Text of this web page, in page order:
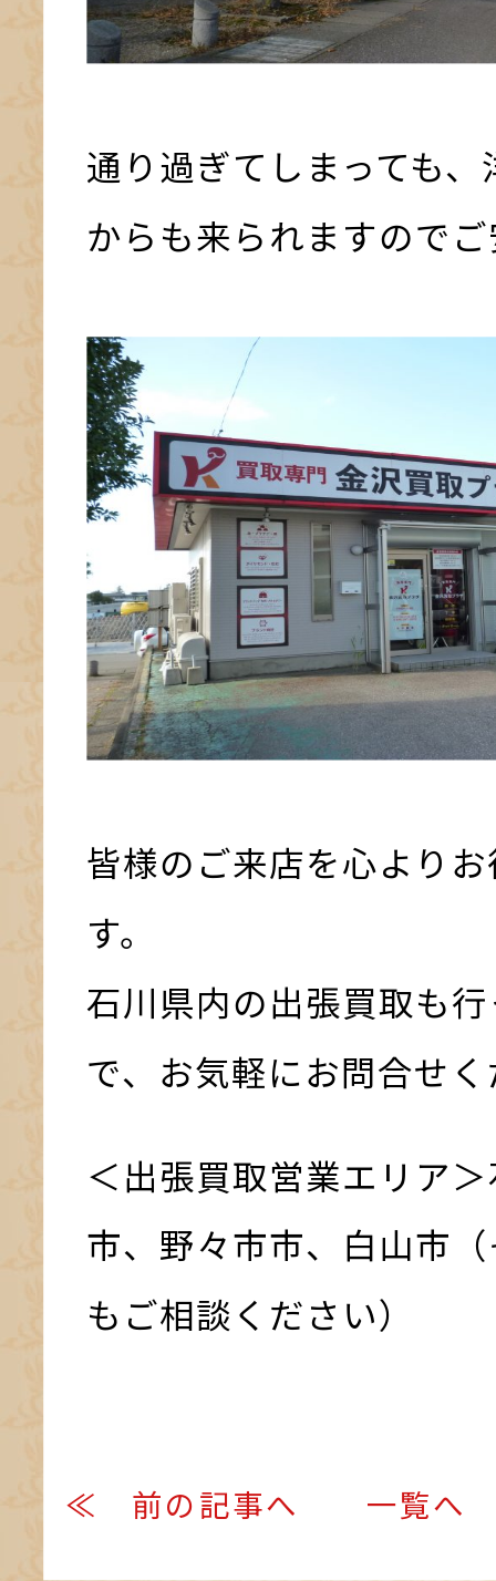
通り過ぎてしまっても
からも来られますので
皆様のご来店を心より
す。
石川県内の出張買取も
で、お気軽にお問合せ
＜出張買取営業エリア
市、野々市市、白山市
もご相談ください）
≪ 前の記事へ 一覧へ